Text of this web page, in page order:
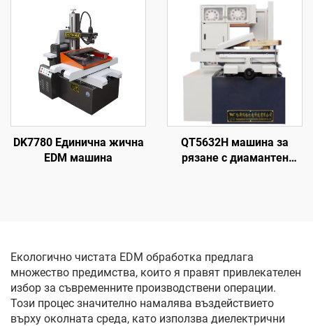
DK7780 Единична жична
EDM машина
QT5632H машина за
рязане с диамантен
Екологично чистата EDM обработка предлага
множество предимства, които я правят привлекателен
избор за съвременните производствени операции.
Този процес значително намалява въздействието
върху околната среда, като използва диелектрични